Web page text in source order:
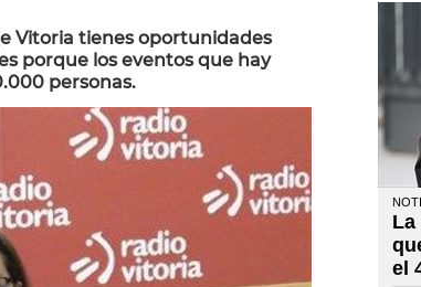
Vitoria tienes oportunidades
porque los eventos que hay
personas.
La
el